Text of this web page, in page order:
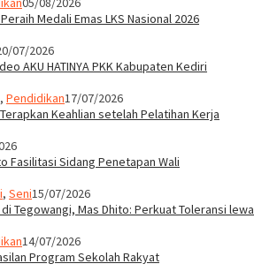
Medali Emas LKS Nasional 2026
07/2026
AKU HATINYA PKK Kabupaten Kediri
, Pendidikan17/07/2026
Keahlian setelah Pelatihan Kerja
Fasilitasi Sidang Penetapan Wali
, Seni15/07/2026
Tegowangi, Mas Dhito: Perkuat Toleransi
14/07/2026
Program Sekolah Rakyat